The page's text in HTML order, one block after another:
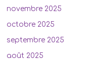
novembre 2025
octobre 2025
septembre 2025
août 2025